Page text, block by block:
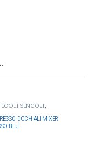
SINGOLI,
DA VISTA
OCCHIALI MIXER
BLU